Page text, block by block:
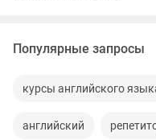
Популярные запросы
курсы английского
английский